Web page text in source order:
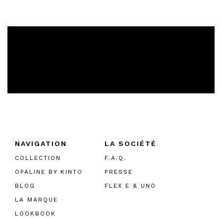
NAVIGATION
COLLECTION
OPALINE BY KINTO
BLOG
LA MARQUE
LOOKBOOK
LA SOCIÉTÉ
F.A.Q.
PRESSE
FLEX E & UNO